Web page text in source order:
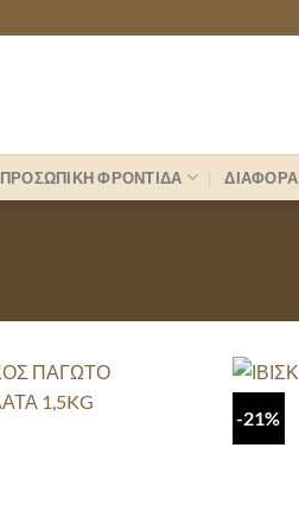
ΠΡΟΣΩΠΙΚΗ ΦΡΟΝΤΙΔΑ ΔΙΑΦΟΡΑ
-21%